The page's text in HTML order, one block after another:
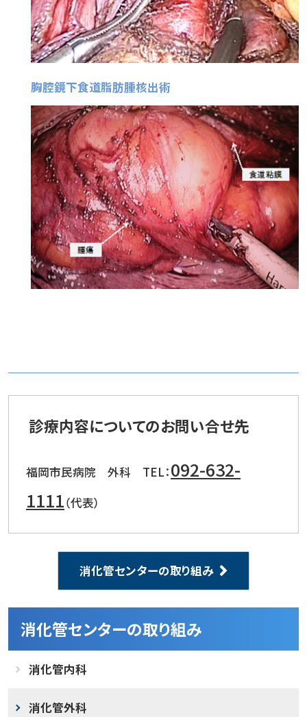
胸腔鏡下食道脂肪腫核出術
診療内容についてのお問い合せ先
福岡市民病院 外科 TEL：092-632-
1111（代表）
消化管センターの取り組み
消化管センターの取り組み
消化管内科
消化管外科